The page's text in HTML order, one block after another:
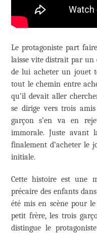
Le protagoniste part
laisse vite distrait par un
de lui acheter un jouet
tout le chemin entre
qu’il devait aller
se dirige vers trois
garçon s’en va en
immorale. Juste avant
finalement d’acheter le
initiale.
Cette histoire est une
précaire des enfants
été mis en scène pour
petit frère, les trois
distingue le